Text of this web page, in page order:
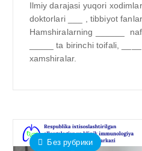
Ilmiy darajasi yuqori
doktorlari ___ , tibbiyot
Hamshiralarning ______
_____ ta birinchi toifali,
xamshiralar.
Без рубрики